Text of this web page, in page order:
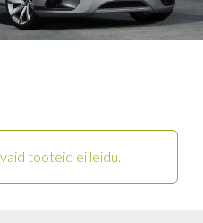
tooteid ei leidu.